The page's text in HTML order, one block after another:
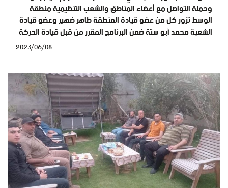
وحملة التواصل مع أعضاء المناطق والشعب التنظيمية منطقة
الوسط تزور كل من عضو قيادة المنطقة طاهر ضهير وعضو قيادة
الشعبة محمد أبو ستة ضمن البرنامج المقرر من قبل قيادة الحركة